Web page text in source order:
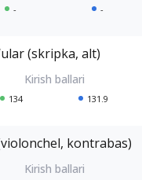
- -
(skripka, alt)
134 131.9
kontrabas)